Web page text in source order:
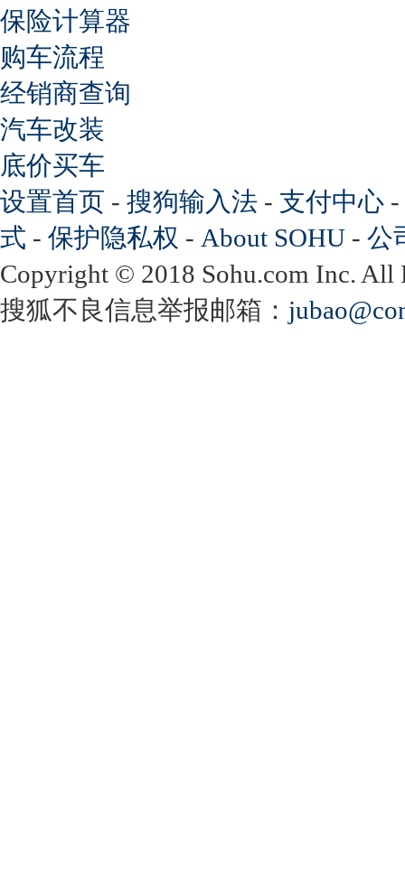
保险计算器
购车流程
经销商查询
汽车改装
底价买车
设置首页 - 搜狗输入法 - 支付中心 -
式 - 保护隐私权 - About SOHU - 公
Copyright © 2018 Sohu.com Inc.
搜狐不良信息举报邮箱：